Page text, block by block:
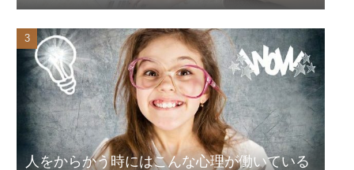
人をからかう時にはこんな心理が働いている